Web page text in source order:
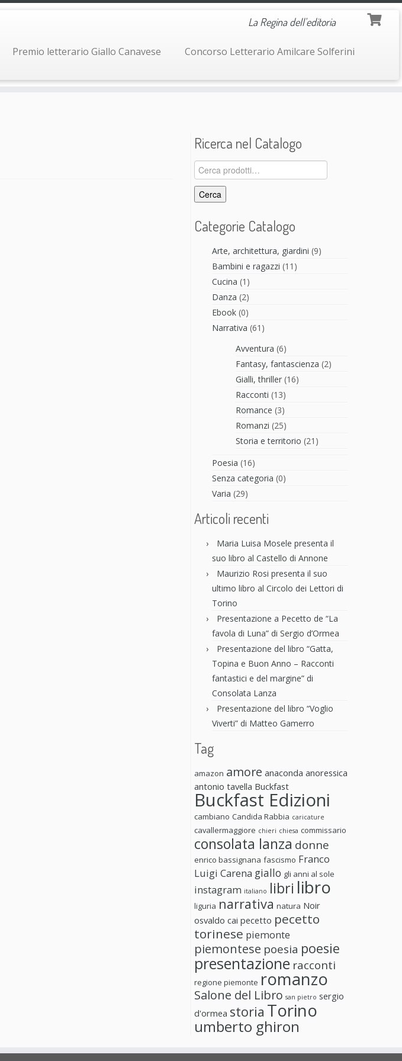
La Regina dell'editoria
Premio letterario Giallo Canavese
Concorso Letterario Amilcare Solferini
Ricerca nel Catalogo
Cerca:
Cerca
Categorie Catalogo
Arte, architettura, giardini (9)
Bambini e ragazzi (11)
Cucina (1)
Danza (2)
Ebook (0)
Narrativa (61)
Avventura (6)
Fantasy, fantascienza (2)
Gialli, thriller (16)
Racconti (13)
Romance (3)
Romanzi (25)
Storia e territorio (21)
Poesia (16)
Senza categoria (0)
Varia (29)
Articoli recenti
Maria Luisa Mosele presenta il
suo libro al Castello di Annone
Maurizio Rosi presenta il suo
ultimo libro al Circolo dei Lettori di
Torino
Presentazione a Pecetto de “La
favola di Luna” di Sergio d’Ormea
Presentazione del libro “Gatta,
Topina e Buon Anno – Racconti
fantastici e del margine” di
Consolata Lanza
Presentazione del libro “Voglio
Viverti” di Matteo Gamerro
Tag
amazon amore anaconda anoressica
antonio tavella Buckfast
Buckfast Edizioni
cambiano Candida Rabbia caricature
cavallermaggiore chieri chiesa commissario
consolata lanza donne
enrico bassignana fascismo Franco
Luigi Carena giallo gli anni al sole
instagram italiano libri libro
liguria narrativa natura Noir
osvaldo cai pecetto pecetto
torinese piemonte
piemontese poesia poesie
presentazione racconti
regione piemonte romanzo
Salone del Libro san pietro sergio
d'ormea storia Torino
umberto ghiron